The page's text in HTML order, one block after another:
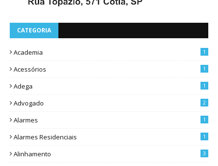
CATEGORIA
Academia 1
Acessórios 1
Adega 1
Advogado 2
Alarmes 1
Alarmes Residenciais 1
Alinhamento 3